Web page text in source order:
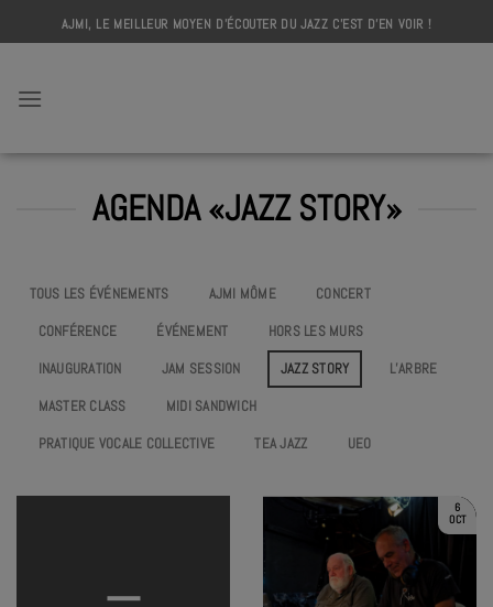
to
AJMI, LE MEILLEUR MOYEN D'ÉCOUTER DU JAZZ C'EST D'EN VOIR !
AGENDA «JAZZ STORY»
TOUS LES ÉVÉNEMENTS AJMI MÔME
CONCERT
CONFÉRENCE
ÉVÉNEMENT
HORS LES MURS
INAUGURATION
JAM SESSION JAZZ STORY
L’ARBRE
MASTER CLASS
MIDI SANDWICH
PRATIQUE VOCALE COLLECTIVE
TEA JAZZ UEO
6
OCT